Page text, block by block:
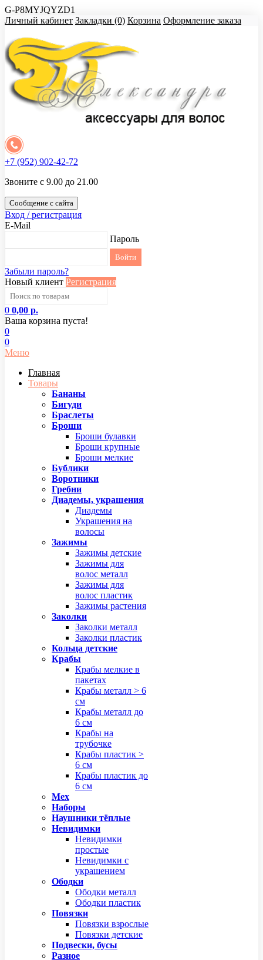
G-P8MYJQYZD1
Личный кабинет Закладки (0) Корзина Оформление заказа
+7 (952) 902-42-72
Звоните с 9.00 до 21.00
Сообщение с сайта
Вход / регистрация
E-Mail
Пароль
Забыли пароль?
Новый клиент Регистрация
0 0,00 р.
Ваша корзина пуста!
0
0
Меню
Главная
Товары
Бананы
Бигуди
Браслеты
Броши
Броши булавки
Броши крупные
Броши мелкие
Бублики
Воротники
Гребни
Диадемы, украшения
Диадемы
Украшения на
волосы
Зажимы
Зажимы детские
Зажимы для
волос металл
Зажимы для
волос пластик
Зажимы растения
Заколки
Заколки металл
Заколки пластик
Кольца детские
Крабы
Крабы мелкие в
пакетах
Крабы металл > 6
см
Крабы металл до
6 см
Крабы на
трубочке
Крабы пластик >
6 см
Крабы пластик до
6 см
Мех
Наборы
Наушники тёплые
Невидимки
Невидимки
простые
Невидимки с
украшением
Ободки
Ободки металл
Ободки пластик
Повязки
Повязки взрослые
Повязки детские
Подвески, бусы
Разное